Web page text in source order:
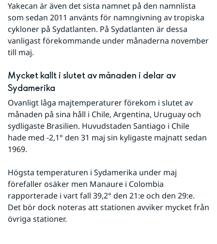
Yakecan är även det sista namnet på den namnlista
som sedan 2011 använts för namngivning av tropiska
cykloner på Sydatlanten. På Sydatlanten är dessa
vanligast förekommande under månaderna november
till maj.
Mycket kallt i slutet av månaden i delar av
Sydamerika
Ovanligt låga majtemperaturer förekom i slutet av
månaden på sina håll i Chile, Argentina, Uruguay och
sydligaste Brasilien. Huvudstaden Santiago i Chile
hade med -2,1° den 31 maj sin kyligaste majnatt sedan
1969.
Högsta temperaturen i Sydamerika under maj
förefaller osäker men Manaure i Colombia
rapporterade i vart fall 39,2° den 21:e och den 29:e.
Det bör dock noteras att stationen avviker mycket från
övriga stationer.